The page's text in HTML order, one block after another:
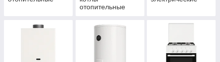
отопительные